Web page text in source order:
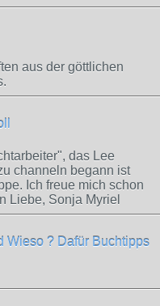
aus der göttlichen
das Lee
channeln begann ist
Ich freue mich schon
Liebe, Sonja Myriel
Wieso ? Dafür Buchtipps